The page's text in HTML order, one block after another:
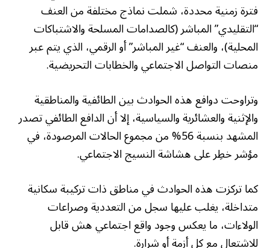
فترة زمنية محددة، شملت نماذج مختلفة من العنف
“التقليدي” المباشر (كالصدامات المسلحة والاشتباكات
المحلية)، والعنف “غير المباشر” أو الرقمي، الذي يتم عبر
منصات التواصل الاجتماعي والخطابات التحريضية.
وتراوحت دوافع هذه الحوادث بين الطائفية والمناطقية
والإثنية والعشائرية والسياسية، إلا أن الدافع الطائفي تصدر
المشهد بنسبة 56% من مجموع الحالات المرصودة، في
مؤشر خطِر على هشاشة النسيج الاجتماعي.
كما تركزت هذه الحوادث في مناطق ذات تركيبة سكانية
متداخلة، يغلب عليها سجل من التعددية وصراعات
الولاءات، ما يعكس وجود واقع اجتماعي هش قابل
للاشتعال مع كل أزمة أو شرارة.